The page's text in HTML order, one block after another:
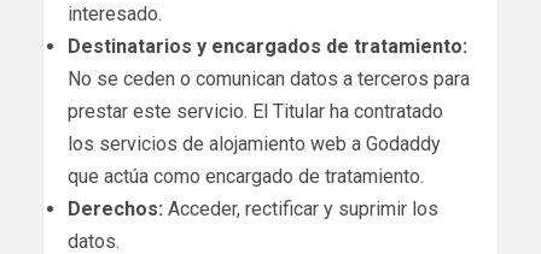
interesado.
Destinatarios y encargados de tratamiento:
No se ceden o comunican datos a terceros para
prestar este servicio. El Titular ha contratado
los servicios de alojamiento web a Godaddy
que actúa como encargado de tratamiento.
Derechos: Acceder, rectificar y suprimir los
datos.